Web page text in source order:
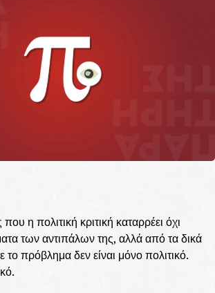
η πολιτική κριτική καταρρέει όχι
των αντιπάλων της, αλλά από τα δικά
το πρόβλημα δεν είναι μόνο πολιτικό.